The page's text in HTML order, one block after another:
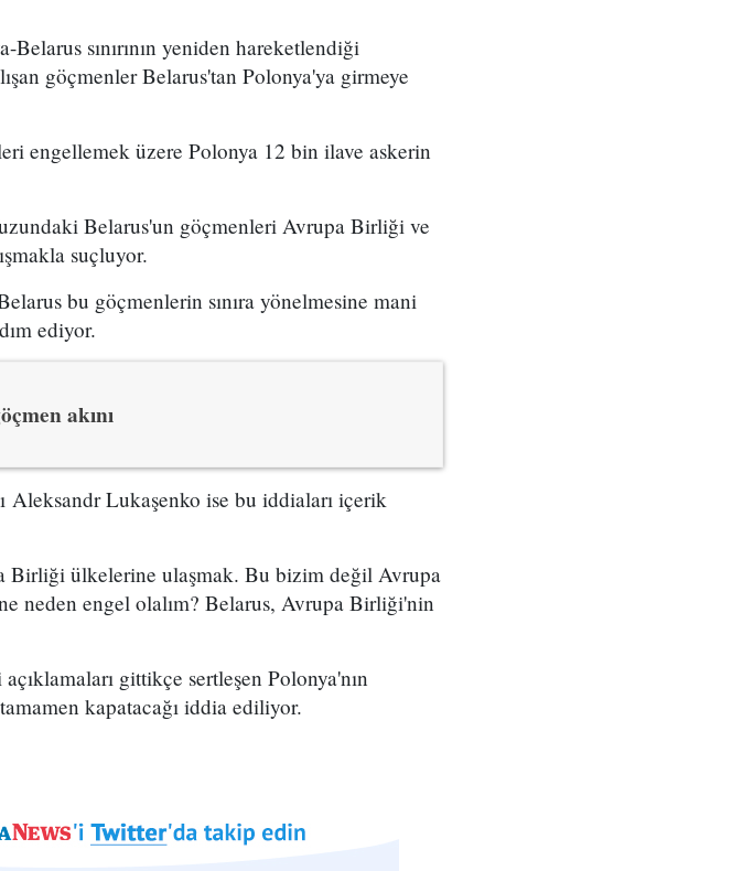
sınırının yeniden hareketlendiği
göçmenler Belarus'tan Polonya'ya girmeye
engellemek üzere Polonya 12 bin ilave askerin
Belarus'un göçmenleri Avrupa Birliği ve
suçluyor.
bu göçmenlerin sınıra yönelmesine mani
ediyor.
akını
Aleksandr Lukaşenko ise bu iddiaları içerik
Birliği ülkelerine ulaşmak. Bu bizim değil Avrupa
neden engel olalım? Belarus, Avrupa Birliği'nin
gittikçe sertleşen Polonya'nın
tamamen kapatacağı iddia ediliyor.